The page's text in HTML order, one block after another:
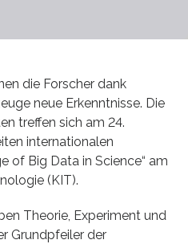
die Forscher dank
neue Erkenntnisse. Die
treffen sich am 24.
internationalen
of Big Data in Science“ am
(KIT).
Theorie, Experiment und
Grundpfeiler der